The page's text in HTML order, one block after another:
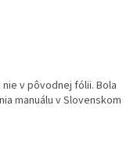
v pôvodnej fólii. Bola
manuálu v Slovenskom